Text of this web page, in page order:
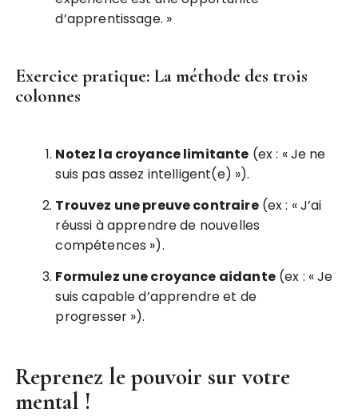
d’apprentissage. »
Exercice pratique: La méthode des trois
colonnes
Notez la croyance limitante (ex : « Je ne
suis pas assez intelligent(e) »).
Trouvez une preuve contraire(ex : « J’ai
réussi à apprendre de nouvelles
compétences »).
Formulez une croyance aidante(ex : « Je
suis capable d’apprendre et de
progresser »).
Reprenez le pouvoir sur votre
mental !